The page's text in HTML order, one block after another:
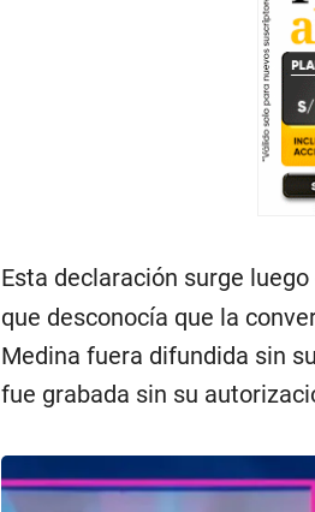
Esta declaración surge luego
que desconocía que la
Medina fuera difundida sin
fue grabada sin su